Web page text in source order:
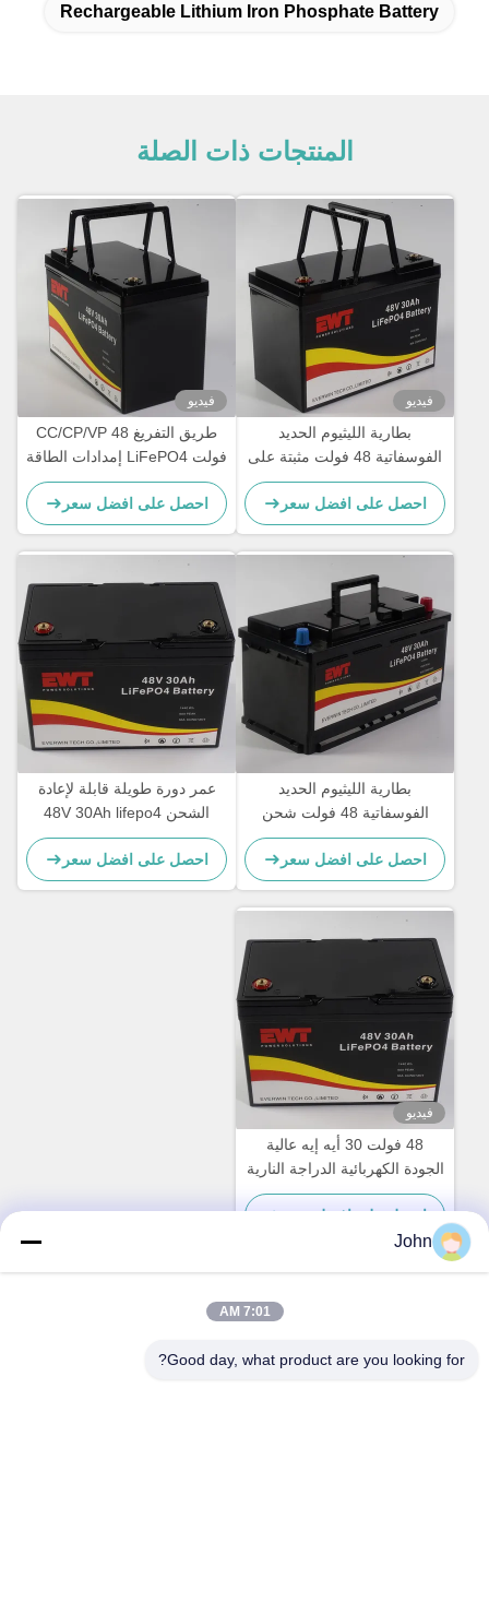
Rechargeable Lithium Iron Phosphate Battery
المنتجات ذات الصلة
فيديو
بطارية الليثيوم الحديد
الفوسفاتية 48 فولت مثبتة على
الحائط الحل النهائي لتخزين
الطاقة الطويلة الأمد والمتعددة
المدى
احصل على افضل سعر
فيديو
طريق التفريغ CC/CP/VP 48
فولت LiFePO4 إمدادات الطاقة
قدرات الشحن السريع لمجموعة
واسعة من التطبيقات
احصل على افضل سعر
بطارية الليثيوم الحديد
الفوسفاتية 48 فولت شحن
سريع ومدى واسع للتطبيقات
الثقيلة
احصل على افضل سعر
عمر دورة طويلة قابلة لإعادة
الشحن 48V 30Ah lifepo4
بطارية حزمة لسكوتر E-دراجة
نارية سيارة الغولف
احصل على افضل سعر
فيديو
48 فولت 30 أيه إيه عالية
الجودة الكهربائية الدراجة النارية
الطاقة البطارية استبدال
احصل على افضل سعر
John
7:01 AM
Good day, what product are you looking for?